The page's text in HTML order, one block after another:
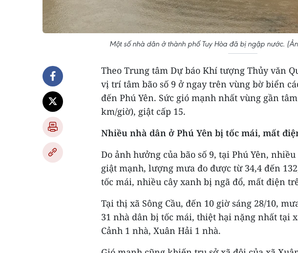
Một số nhà dân ở thành phố Tuy Hòa đã bị ngập nước.
Theo Trung tâm Dự báo Khí tượng Thủy văn
vị trí tâm bão số 9 ở ngay trên vùng bờ biển
đến Phú Yên. Sức gió mạnh nhất vùng gần
km/giờ), giật cấp 15.
Nhiều nhà dân ở Phú Yên bị tốc mái, mất
Do ảnh hưởng của bão số 9, tại Phú Yên,
giật mạnh, lượng mưa đo được từ 34,4 đến
tốc mái, nhiều cây xanh bị ngã đổ, mất điện
Tại thị xã Sông Cầu, đến 10 giờ sáng 28/10,
31 nhà dân bị tốc mái, thiệt hại nặng nhất tại
Cảnh 1 nhà, Xuân Hải 1 nhà.